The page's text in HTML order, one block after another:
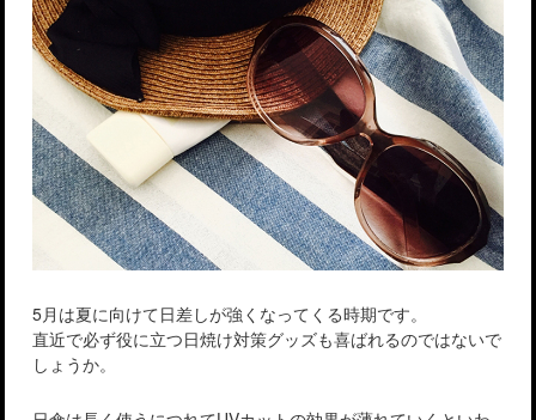
5月は夏に向けて日差しが強くなってくる時期です。
直近で必ず役に立つ日焼け対策グッズも喜ばれるのではないで
しょうか。